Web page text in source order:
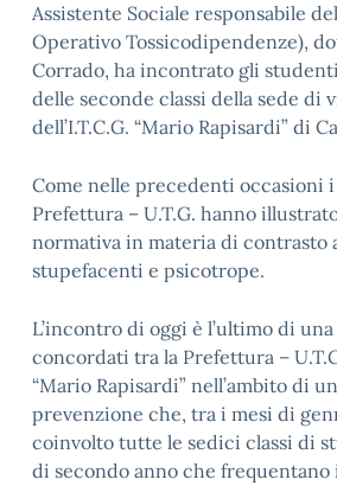
Assistente Sociale responsabile
Operativo Tossicodipendenze),
Corrado, ha incontrato gli
delle seconde classi della sede di
dell’I.T.C.G. “Mario Rapisardi” di
Come nelle precedenti occasioni
Prefettura – U.T.G. hanno
normativa in materia di contrasto
stupefacenti e psicotrope.
L’incontro di oggi è l’ultimo di
concordati tra la Prefettura –
“Mario Rapisardi” nell’ambito di
prevenzione che, tra i mesi di
coinvolto tutte le sedici classi di
di secondo anno che